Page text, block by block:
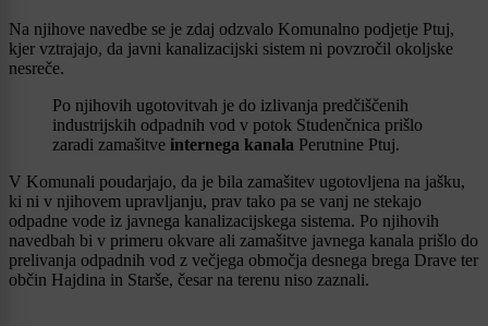
Na njihove navedbe se je zdaj odzvalo Komunalno podjetje Ptuj,
kjer vztrajajo, da javni kanalizacijski sistem ni povzročil okoljske
nesreče.
Po njihovih ugotovitvah je do izlivanja predčiščenih
industrijskih odpadnih vod v potok Studenčnica prišlo
zaradi zamašitve internega kanala Perutnine Ptuj.
V Komunali poudarjajo, da je bila zamašitev ugotovljena na jašku,
ki ni v njihovem upravljanju, prav tako pa se vanj ne stekajo
odpadne vode iz javnega kanalizacijskega sistema. Po njihovih
navedbah bi v primeru okvare ali zamašitve javnega kanala prišlo do
prelivanja odpadnih vod z večjega območja desnega brega Drave ter
občin Hajdina in Starše, česar na terenu niso zaznali.